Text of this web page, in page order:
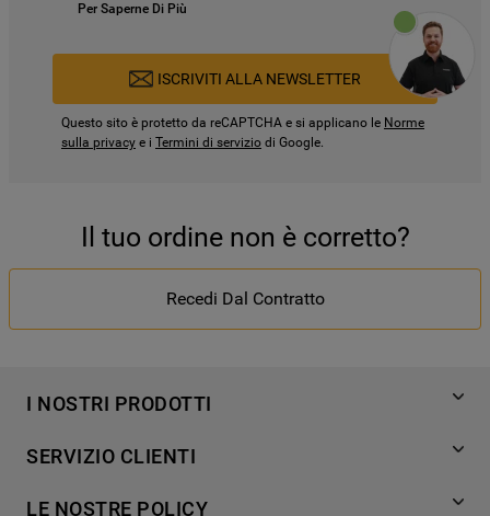
Per Saperne Di Più
ISCRIVITI ALLA NEWSLETTER
Questo sito è protetto da reCAPTCHA e si applicano le Norme
sulla privacy e i Termini di servizio di Google.
Il tuo ordine non è corretto?
Recedi Dal Contratto
I NOSTRI PRODOTTI
Refrigerazione
Cottura
SERVIZIO CLIENTI
LE NOSTRE POLICY